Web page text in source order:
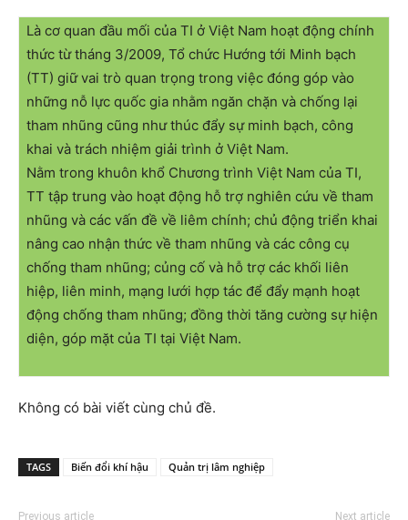
Là cơ quan đầu mối của TI ở Việt Nam hoạt động chính
thức từ tháng 3/2009, Tổ chức Hướng tới Minh bạch
(TT) giữ vai trò quan trọng trong việc đóng góp vào
những nỗ lực quốc gia nhằm ngăn chặn và chống lại
tham nhũng cũng như thúc đẩy sự minh bạch, công
khai và trách nhiệm giải trình ở Việt Nam.
Nằm trong khuôn khổ Chương trình Việt Nam của TI,
TT tập trung vào hoạt động hỗ trợ nghiên cứu về tham
nhũng và các vấn đề về liêm chính; chủ động triển khai
nâng cao nhận thức về tham nhũng và các công cụ
chống tham nhũng; củng cố và hỗ trợ các khối liên
hiệp, liên minh, mạng lưới hợp tác để đẩy mạnh hoạt
động chống tham nhũng; đồng thời tăng cường sự hiện
diện, góp mặt của TI tại Việt Nam.
Không có bài viết cùng chủ đề.
TAGS Biến đổi khí hậu Quản trị lâm nghiệp
Previous article Next article